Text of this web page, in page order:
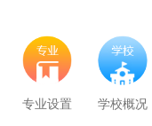
专业设置 学校概况
农业机械运维 30
通信运营服务 30